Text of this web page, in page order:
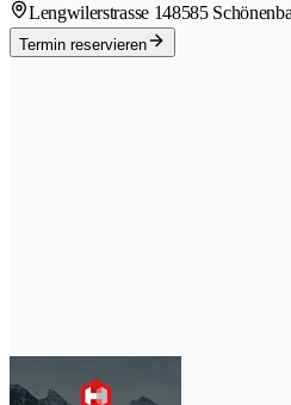
Lengwilerstrasse 148585
Termin reservieren